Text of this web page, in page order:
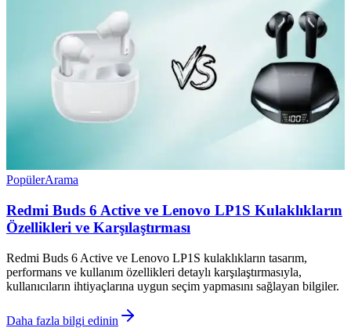
PopülerArama
Redmi Buds 6 Active ve Lenovo LP1S Kulaklıkların
Özellikleri ve Karşılaştırması
Redmi Buds 6 Active ve Lenovo LP1S kulaklıkların tasarım,
performans ve kullanım özellikleri detaylı karşılaştırmasıyla,
kullanıcıların ihtiyaçlarına uygun seçim yapmasını sağlayan bilgiler.
Daha fazla bilgi edinin